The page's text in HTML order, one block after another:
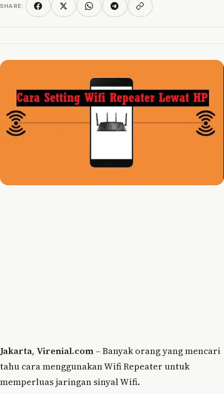
SHARE:
FacebookTwitter/XWhatsAppTelegramCopy link
Jakarta, Virenial.com – Banyak orang yang mencari
tahu cara menggunakan Wifi Repeater untuk
memperluas jaringan sinyal Wifi.